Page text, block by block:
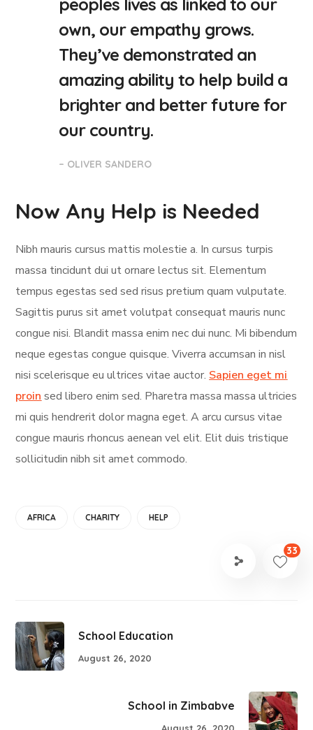
own, our empathy grows.
They’ve demonstrated an
amazing ability to help build a
brighter and better future for
our country.
– OLIVER SANDERO
Now Any Help is Needed
Nibh mauris cursus mattis molestie a. In cursus turpis
massa tincidunt dui ut ornare lectus sit. Elementum
tempus egestas sed sed risus pretium quam vulputate.
Sagittis purus sit amet volutpat consequat mauris nunc
congue nisi. Blandit massa enim nec dui nunc. Mi bibendum
neque egestas congue quisque. Viverra accumsan in nisl
nisi scelerisque eu ultrices vitae auctor. Sapien eget mi
proin sed libero enim sed. Pharetra massa massa ultricies
mi quis hendrerit dolor magna eget. A arcu cursus vitae
congue mauris rhoncus aenean vel elit. Elit duis tristique
sollicitudin nibh sit amet commodo.
AFRICA CHARITY HELP
33
School Education
August 26, 2020
School in Zimbabve